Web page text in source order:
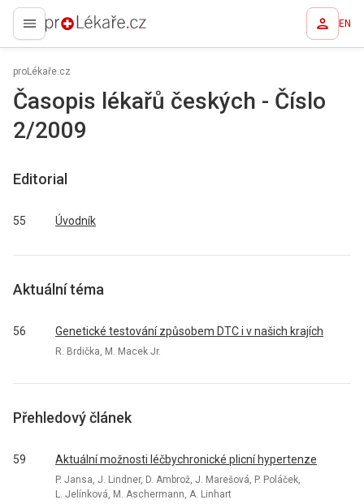
proLékaře.cz EN
proLékaře.cz
Časopis lékařů českých - Číslo
2/2009
Editorial
55 Úvodník
Aktuální téma
56 Genetické testování způsobem DTC i v našich krajích
R. Brdička, M. Macek Jr.
Přehledový článek
59 Aktuální možnosti léčbychronické plicní hypertenze
P. Jansa, J. Lindner, D. Ambrož, J. Marešová, P. Poláček,
L. Jelínková, M. Aschermann, A. Linhart